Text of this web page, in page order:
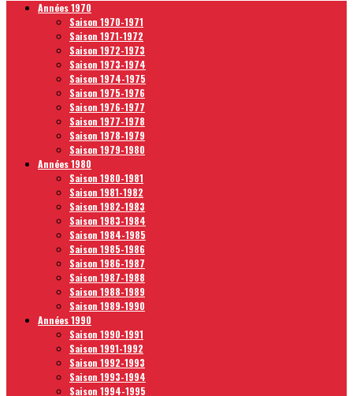
Années 1970
Saison 1970-1971
Saison 1971-1972
Saison 1972-1973
Saison 1973-1974
Saison 1974-1975
Saison 1975-1976
Saison 1976-1977
Saison 1977-1978
Saison 1978-1979
Saison 1979-1980
Années 1980
Saison 1980-1981
Saison 1981-1982
Saison 1982-1983
Saison 1983-1984
Saison 1984-1985
Saison 1985-1986
Saison 1986-1987
Saison 1987-1988
Saison 1988-1989
Saison 1989-1990
Années 1990
Saison 1990-1991
Saison 1991-1992
Saison 1992-1993
Saison 1993-1994
Saison 1994-1995